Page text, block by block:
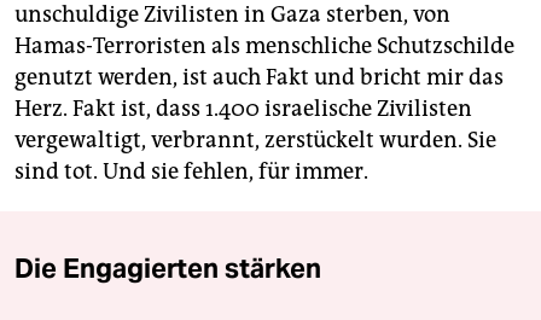
unschuldige Zivilisten in Gaza sterben, von
Hamas-Terroristen als menschliche Schutzschilde
genutzt werden, ist auch Fakt und bricht mir das
Herz. Fakt ist, dass 1.400 israelische Zivilisten
vergewaltigt, verbrannt, zerstückelt wurden. Sie
sind tot. Und sie fehlen, für immer.
Die Engagierten stärken